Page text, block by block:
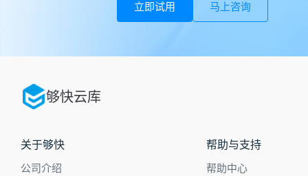
立即试用 马上咨询
够快云库
关于够快
公司介绍
帮助与支持
帮助中心